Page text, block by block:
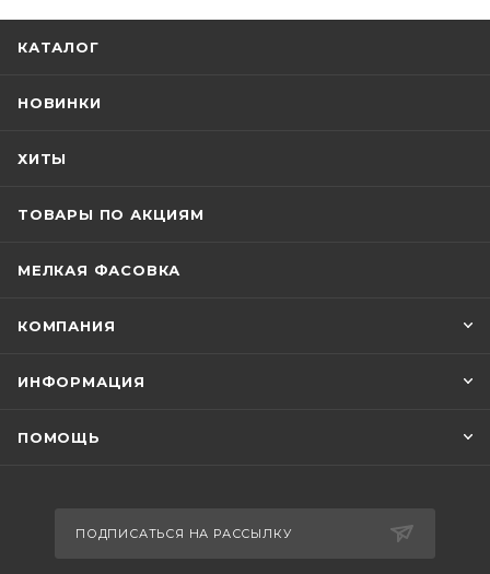
КАТАЛОГ
НОВИНКИ
ХИТЫ
ТОВАРЫ ПО АКЦИЯМ
МЕЛКАЯ ФАСОВКА
КОМПАНИЯ
ИНФОРМАЦИЯ
ПОМОЩЬ
ПОДПИСАТЬСЯ НА РАССЫЛКУ